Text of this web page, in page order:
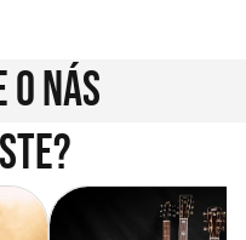
nás
Jak vybrat